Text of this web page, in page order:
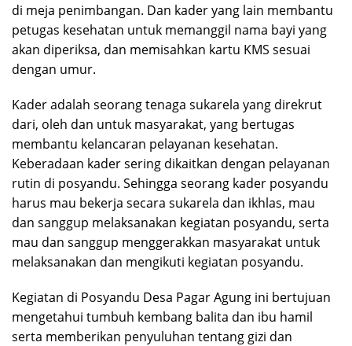
di meja penimbangan. Dan kader yang lain membantu
petugas kesehatan untuk memanggil nama bayi yang
akan diperiksa, dan memisahkan kartu KMS sesuai
dengan umur.
Kader adalah seorang tenaga sukarela yang direkrut
dari, oleh dan untuk masyarakat, yang bertugas
membantu kelancaran pelayanan kesehatan.
Keberadaan kader sering dikaitkan dengan pelayanan
rutin di posyandu. Sehingga seorang kader posyandu
harus mau bekerja secara sukarela dan ikhlas, mau
dan sanggup melaksanakan kegiatan posyandu, serta
mau dan sanggup menggerakkan masyarakat untuk
melaksanakan dan mengikuti kegiatan posyandu.
Kegiatan di Posyandu Desa Pagar Agung ini bertujuan
mengetahui tumbuh kembang balita dan ibu hamil
serta memberikan penyuluhan tentang gizi dan